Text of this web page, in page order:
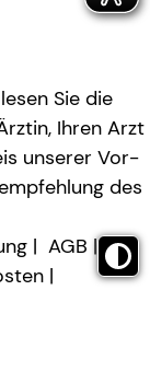
Sie die
Ihren Arzt
unserer Vor-
des
AGB